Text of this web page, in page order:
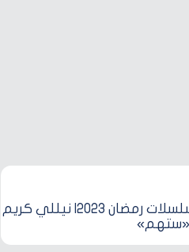
الدراما الصعيدية في مسلسلات رمضان 2023| نيللي كريم
«ستهم»